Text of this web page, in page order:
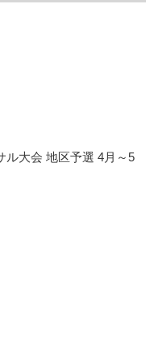
ル大会 地区予選 4月～5